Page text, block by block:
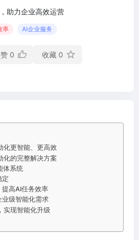
助力企业高效运营
率 AI企业服务
0 收藏 0
化更智能、更高效
化的完整解决方案
体系统
定
高AI任务效率
级智能化需求
实现智能化升级